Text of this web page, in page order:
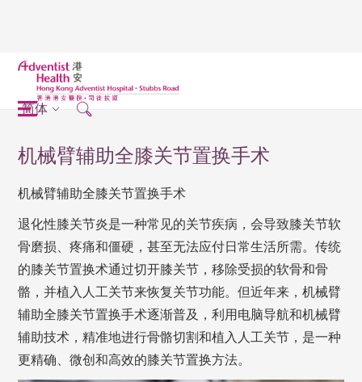
简体
机械臂辅助全膝关节置换手术
机械臂辅助全膝关节置换手术
退化性膝关节炎是一种常见的关节疾病，会导致膝关节软
骨磨损、疼痛和僵硬，甚至无法应付日常生活所需。传统
的膝关节置换术通过切开膝关节，移除受损的软骨和骨
骼，并植入人工关节来恢复关节功能。但近年来，机械臂
辅助全膝关节置换手术逐渐普及，利用电脑导航和机械臂
辅助技术，精准地进行骨骼切割和植入人工关节，是一种
更精确、微创和高效的膝关节置换方法。